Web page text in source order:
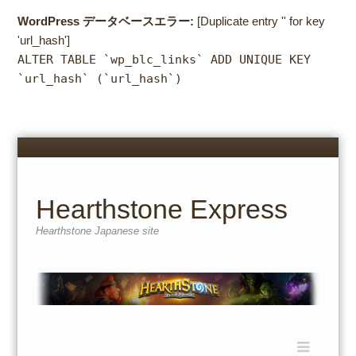
WordPress データベースエラー: [Duplicate entry '' for key
'url_hash']
ALTER TABLE `wp_blc_links` ADD UNIQUE KEY
`url_hash` (`url_hash`)
Menu
Hearthstone Express
Hearthstone Japanese site